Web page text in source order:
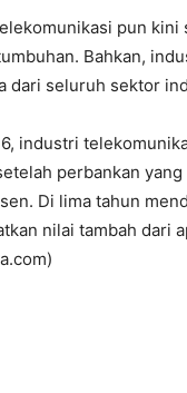
pun kini
Bahkan,
dari seluruh sektor
industri
perbankan yang
Di lima tahun
nilai tambah dari